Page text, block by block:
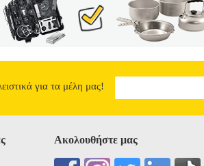
για τα μέλη μας!
Ακολουθήστε μας